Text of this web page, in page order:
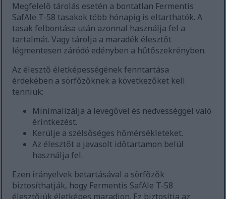
Megfelelő tárolás esetén a bontatlan Fermentis
SafAle T-58 tasakok több hónapig is eltarthatók. A
tasak felbontása után azonnal használja fel a
tartalmát. Vagy tárolja a maradék élesztőt
légmentesen záródó edényben a hűtőszekrényben.
Az élesztő életképességének fenntartása
érdekében a sörfőzőknek a következőket kell
tenniük:
Minimalizálja a levegővel és nedvességgel való
érintkezést.
Kerülje a szélsőséges hőmérsékleteket.
Az élesztőt a javasolt időtartamon belül
használja fel.
Ezen irányelvek betartásával a sörfőzők
biztosíthatják, hogy Fermentis SafAle T-58
élesztőjük életképes maradjon. Ez biztosítja az